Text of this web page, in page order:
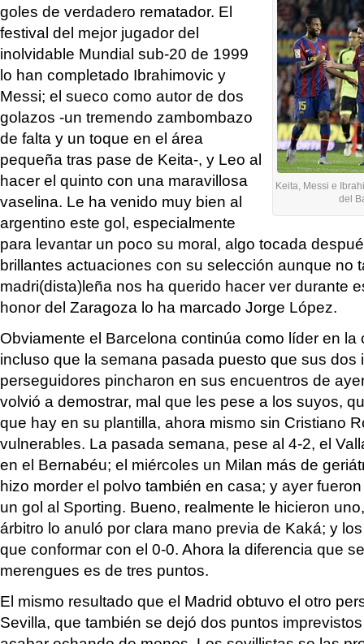
Keita, Messi e
del
goles de verdadero rematador. El
festival del mejor jugador del
inolvidable Mundial sub-20 de 1999
lo han completado Ibrahimovic y
Messi; el sueco como autor de dos
golazos -un tremendo zambombazo
de falta y un toque en el área
pequeña tras pase de Keita-, y Leo al
hacer el quinto con una maravillosa
vaselina. Le ha venido muy bien al
argentino este gol, especialmente
para levantar un poco su moral, algo tocada
brillantes actuaciones con su selección aunque no
madri(dista)leña nos ha querido hacer ver durante
honor del Zaragoza lo ha marcado Jorge López.
Obviamente el Barcelona continúa como líder en la
incluso que la semana pasada puesto que sus dos
perseguidores pincharon en sus encuentros de
volvió a demostrar, mal que les pese a los suyos,
que hay en su plantilla, ahora mismo sin Cristiano
vulnerables. La pasada semana, pese al 4-2, el
en el Bernabéu; el miércoles un Milan más de
hizo morder el polvo también en casa; y ayer
un gol al Sporting. Bueno, realmente le hicieron
árbitro lo anuló por clara mano previa de Kaká; y
que conformar con el 0-0. Ahora la diferencia que
merengues es de tres puntos.
El mismo resultado que el Madrid obtuvo el otro
Sevilla, que también se dejó dos puntos